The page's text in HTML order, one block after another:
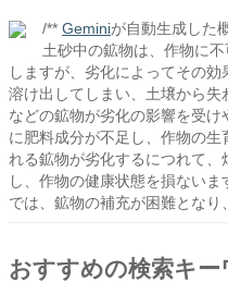
/** Geminiが自動生成した
土砂中の鉱物は、作物に
しますが、劣化によってその
溶け出してしまい、土壌から
などの鉱物が劣化の影響を受
に肥料成分が不足し、作物の
れる鉱物が劣化するにつれて
し、作物の健康状態を損ない
では、鉱物の補充が困難となり
おすすめの検索キー